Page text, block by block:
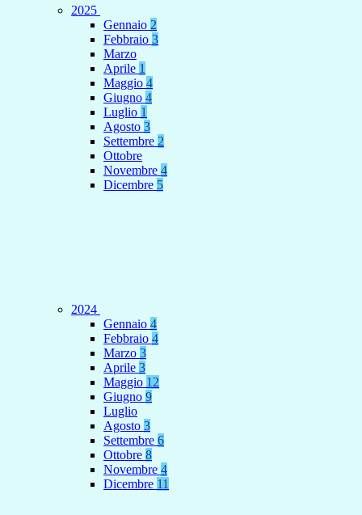
2025
Gennaio 2
Febbraio 3
Marzo
Aprile 1
Maggio 4
Giugno 4
Luglio 1
Agosto 3
Settembre 2
Ottobre
Novembre 4
Dicembre 5
2024
Gennaio 4
Febbraio 4
Marzo 3
Aprile 3
Maggio 12
Giugno 9
Luglio
Agosto 3
Settembre 6
Ottobre 8
Novembre 4
Dicembre 11